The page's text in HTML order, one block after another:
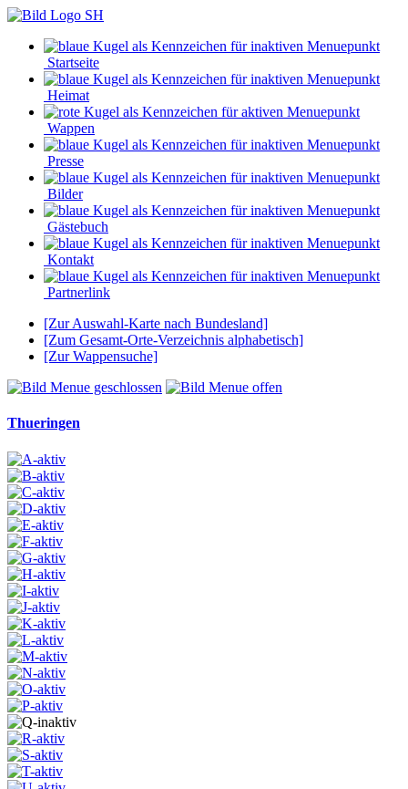
Startseite
Heimat
Wappen
Presse
Bilder
Gästebuch
Kontakt
Partnerlink
[Zur Auswahl-Karte nach Bundesland]
[Zum Gesamt-Orte-Verzeichnis alphabetisch]
[Zur Wappensuche]
Thueringen